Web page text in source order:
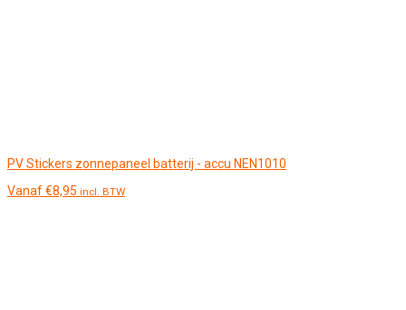
PV Stickers zonnepaneel batterij - accu NEN1010
Vanaf€8,95 incl. BTW